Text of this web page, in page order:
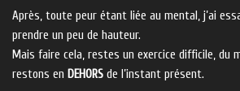
Après, toute peur étant liée au mental, j’ai
prendre un peu de hauteur.
Mais faire cela, restes un exercice difficile, du
restons en DEHORS de l’instant présent.